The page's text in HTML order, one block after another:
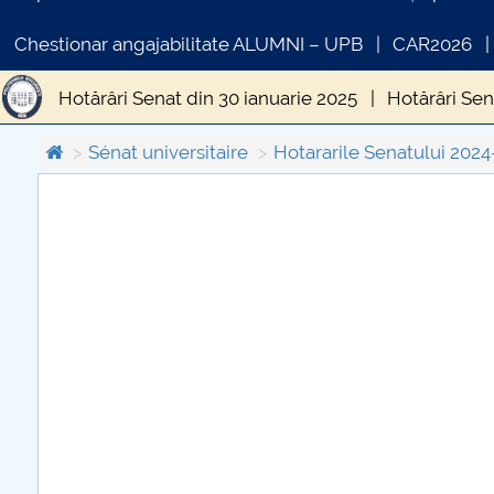
Chestionar angajabilitate ALUMNI – UPB CAR2026
Hotărâri Senat din 30 ianuarie 2025 Hotărâri
Hotărâri Senat din 5 septembrie 2025 Hotărâri
Sénat universitaire
Hotararile Senatului